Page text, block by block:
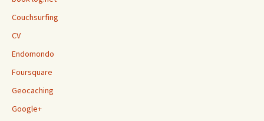
Couchsurfing
CV
Endomondo
Foursquare
Geocaching
Google+